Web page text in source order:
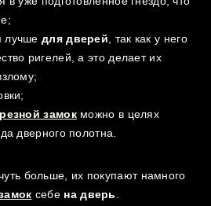
лучшедля дверей , так как у него
ригелей, а это делает их
замокможно в целях
дверного полотна.
больше, их покупают намного
себе на дверь